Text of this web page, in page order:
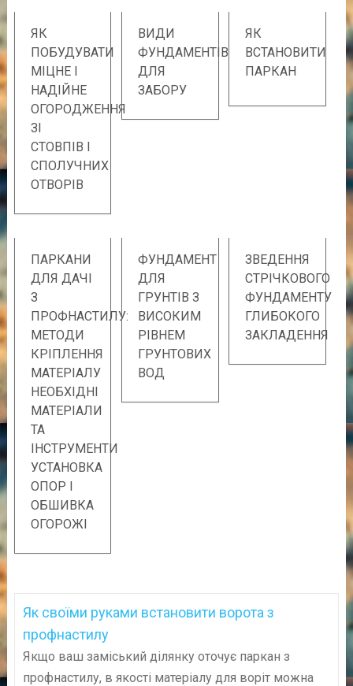
ЯК
ПОБУДУВАТИ
МІЦНЕ І
НАДІЙНЕ
ОГОРОДЖЕННЯ
ЗІ
СТОВПІВ І
СПОЛУЧНИХ
ОТВОРІВ
ВИДИ
ФУНДАМЕНТІВ
ДЛЯ
ЗАБОРУ
ЯК
ВСТАНОВИТИ
ПАРКАН
ПАРКАНИ
ДЛЯ ДАЧІ
З
ПРОФНАСТИЛУ:
МЕТОДИ
КРІПЛЕННЯ
МАТЕРІАЛУ
НЕОБХІДНІ
МАТЕРІАЛИ
ТА
ІНСТРУМЕНТИ
УСТАНОВКА
ОПОР І
ОБШИВКА
ОГОРОЖІ
ФУНДАМЕНТ
ДЛЯ
ГРУНТІВ З
ВИСОКИМ
РІВНЕМ
ГРУНТОВИХ
ВОД
ЗВЕДЕННЯ
СТРІЧКОВОГО
ФУНДАМЕНТУ
ГЛИБОКОГО
ЗАКЛАДЕННЯ
Як своїми руками встановити ворота з
профнастилу
Якщо ваш заміський ділянку оточує паркан з
профнастилу, в якості матеріалу для воріт можна